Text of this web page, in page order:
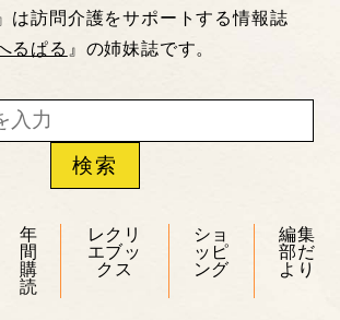
は訪問介護をサポートする情報誌
るぱる 』の姉妹誌です。
年
間
購
読
レクリ
エブッ
クス
ショ
ッピ
ング
編集
部だ
より